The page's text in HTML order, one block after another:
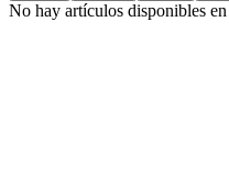
No hay artículos disponibles